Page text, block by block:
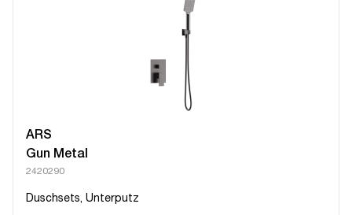
ARS
Gun Metal
2420290
Duschsets, Unterputz